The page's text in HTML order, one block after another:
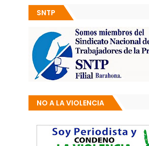
SNTP
NO A LA VIOLENCIA